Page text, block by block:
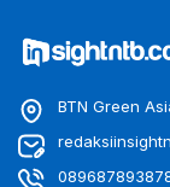
BTN Green